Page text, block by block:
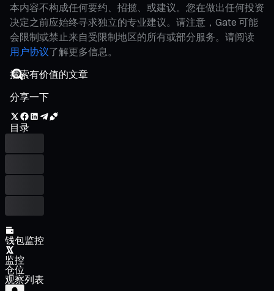
本内容不构成任何要约、招揽、或建议。您在做出任何投资
决定之前应始终寻求独立的专业建议。请注意，Gate 可能
会限制或禁止来自受限制地区的所有或部分服务。请阅读
用户协议了解更多信息。
分享一下
目录
钱包监控
监控
仓位
观察列表